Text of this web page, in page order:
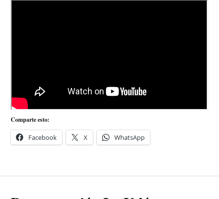
Comparte esto:
Facebook X WhatsApp